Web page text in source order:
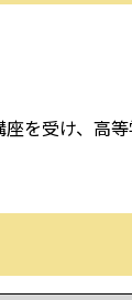
を受け、高